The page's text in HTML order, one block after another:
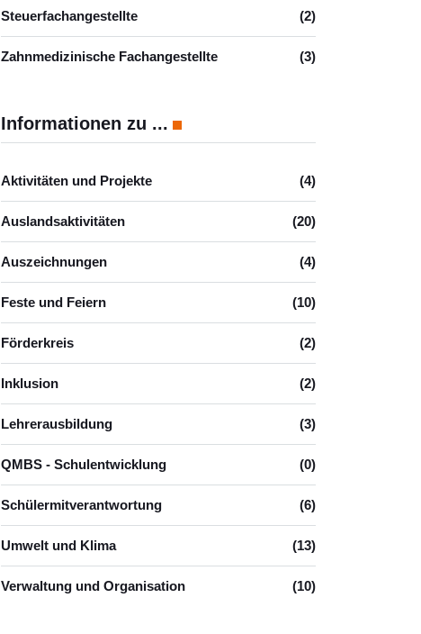
Steuerfachangestellte (2)
Zahnmedizinische Fachangestellte (3)
Informationen zu ...
Aktivitäten und Projekte (4)
Auslandsaktivitäten (20)
Auszeichnungen (4)
Feste und Feiern (10)
Förderkreis (2)
Inklusion (2)
Lehrerausbildung (3)
QMBS - Schulentwicklung (0)
Schülermitverantwortung (6)
Umwelt und Klima (13)
Verwaltung und Organisation (10)